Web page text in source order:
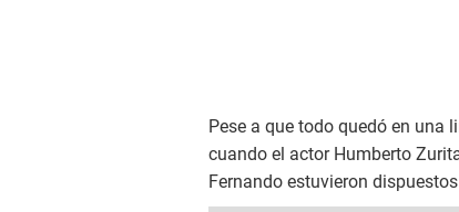
Pese a que todo quedó en una
cuando el actor Humberto
Fernando estuvieron